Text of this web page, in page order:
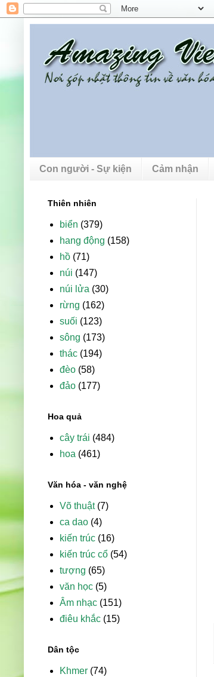
Con người - Sự kiện Cảm nhận
Thiên nhiên
biển (379)
hang động (158)
hồ (71)
núi (147)
núi lửa (30)
rừng (162)
suối (123)
sông (173)
thác (194)
đèo (58)
đảo (177)
Hoa quả
cây trái (484)
hoa (461)
Văn hóa - văn nghệ
Võ thuật (7)
ca dao (4)
kiến trúc (16)
kiến trúc cổ (54)
tượng (65)
văn học (5)
Âm nhạc (151)
điêu khắc (15)
Dân tộc
Khmer (74)